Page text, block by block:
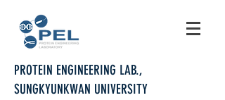
PROTEIN ENGINEERING LAB.,
SUNGKYUNKWAN UNIVERSITY